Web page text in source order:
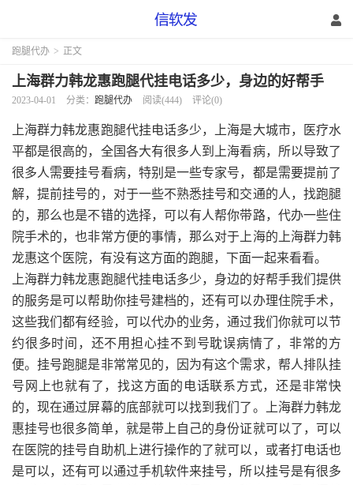
跑腿代办 > 正文
上海群力韩龙惠跑腿代挂电话多少，身边的好帮手
2023-04-01 分类： 跑腿代办 阅读(444) 评论(0)
上海群力韩龙惠跑腿代挂电话多少，上海是大城市，医疗水
平都是很高的，全国各大有很多人到上海看病，所以导致了
很多人需要挂号看病，特别是一些专家号，都是需要提前了
解，提前挂号的，对于一些不熟悉挂号和交通的人，找跑腿
的，那么也是不错的选择，可以有人帮你带路，代办一些住
院手术的，也非常方便的事情，那么对于上海的上海群力韩
龙惠这个医院，有没有这方面的跑腿，下面一起来看看。
上海群力韩龙惠跑腿代挂电话多少，身边的好帮手我们提供
的服务是可以帮助你挂号建档的，还有可以办理住院手术，
这些我们都有经验，可以代办的业务，通过我们你就可以节
约很多时间，还不用担心挂不到号耽误病情了，非常的方
便。挂号跑腿是非常常见的，因为有这个需求，帮人排队挂
号网上也就有了，找这方面的电话联系方式，还是非常快
的，现在通过屏幕的底部就可以找到我们了。上海群力韩龙
惠挂号也很多简单，就是带上自己的身份证就可以了，可以
在医院的挂号自助机上进行操作的了就可以，或者打电话也
是可以，还有可以通过手机软件来挂号，所以挂号是有很多